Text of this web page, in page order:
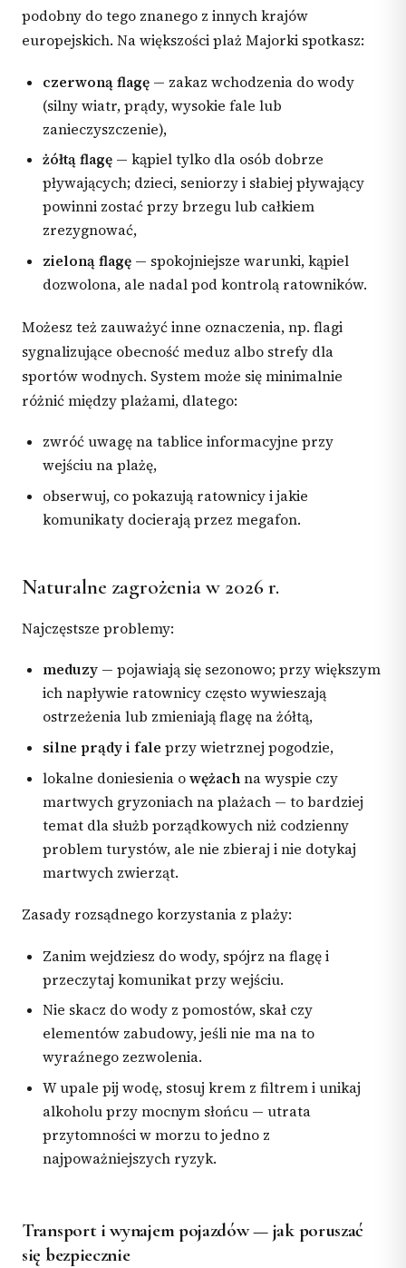
podobny do tego znanego z innych krajów
europejskich. Na większości plaż Majorki spotkasz:
czerwoną flagę — zakaz wchodzenia do wody
(silny wiatr, prądy, wysokie fale lub
zanieczyszczenie),
żółtą flagę — kąpiel tylko dla osób dobrze
pływających; dzieci, seniorzy i słabiej pływający
powinni zostać przy brzegu lub całkiem
zrezygnować,
zieloną flagę — spokojniejsze warunki, kąpiel
dozwolona, ale nadal pod kontrolą ratowników.
Możesz też zauważyć inne oznaczenia, np. flagi
sygnalizujące obecność meduz albo strefy dla
sportów wodnych. System może się minimalnie
różnić między plażami, dlatego:
zwróć uwagę na tablice informacyjne przy
wejściu na plażę,
obserwuj, co pokazują ratownicy i jakie
komunikaty docierają przez megafon.
Naturalne zagrożenia w 2026 r.
Najczęstsze problemy:
meduzy — pojawiają się sezonowo; przy większym
ich napływie ratownicy często wywieszają
ostrzeżenia lub zmieniają flagę na żółtą,
silne prądy i fale przy wietrznej pogodzie,
lokalne doniesienia owężachna wyspie czy
martwych gryzoniach na plażach — to bardziej
temat dla służb porządkowych niż codzienny
problem turystów, ale nie zbieraj i nie dotykaj
martwych zwierząt.
Zasady rozsądnego korzystania z plaży:
Zanim wejdziesz do wody, spójrz na flagę i
przeczytaj komunikat przy wejściu.
Nie skacz do wody z pomostów, skał czy
elementów zabudowy, jeśli nie ma na to
wyraźnego zezwolenia.
W upale pij wodę, stosuj krem z filtrem i unikaj
alkoholu przy mocnym słońcu — utrata
przytomności w morzu to jedno z
najpoważniejszych ryzyk.
Transport i wynajem pojazdów — jak poruszać
się bezpiecznie